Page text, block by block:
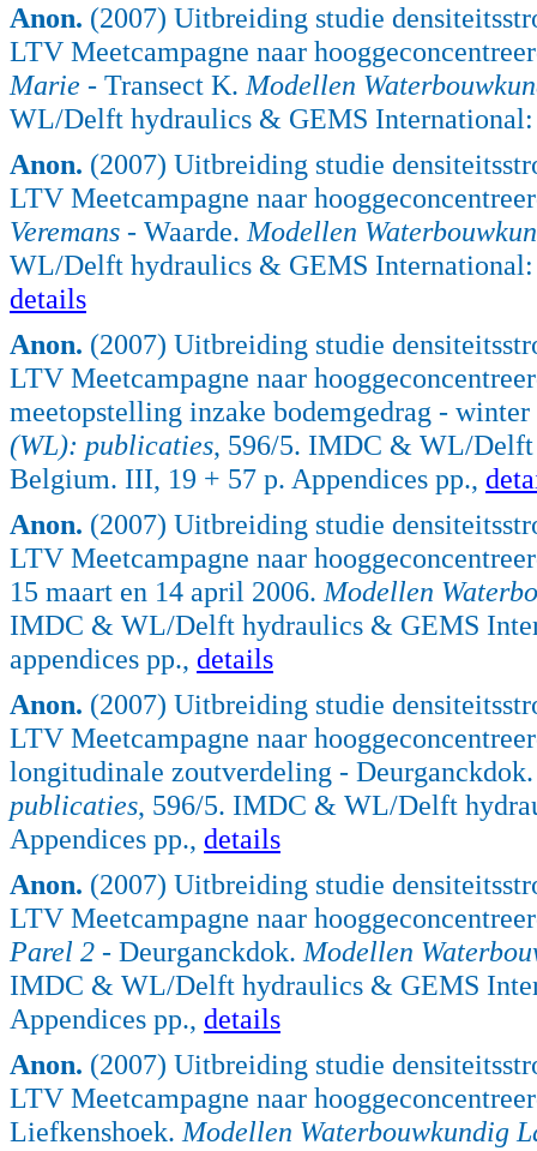
Anon. (2007) Uitbreiding studie
LTV Meetcampagne naar
Marie - Transect K. Modellen
WL/Delft hydraulics & GEMS
Anon. (2007) Uitbreiding studie
LTV Meetcampagne naar
Veremans - Waarde. Modellen
WL/Delft hydraulics & GEMS
details
Anon. (2007) Uitbreiding studie
LTV Meetcampagne naar
meetopstelling inzake bodemgedrag -
(WL): publicaties, 596/5. IMDC & WL/
Belgium. III, 19 + 57 p. Appendices pp.,
Anon. (2007) Uitbreiding studie
LTV Meetcampagne naar
15 maart en 14 april 2006. Modellen
IMDC & WL/Delft hydraulics & GEMS
appendices pp., details
Anon. (2007) Uitbreiding studie
LTV Meetcampagne naar
longitudinale zoutverdeling -
publicaties, 596/5. IMDC & WL/Delft
Appendices pp., details
Anon. (2007) Uitbreiding studie
LTV Meetcampagne naar
Parel 2 - Deurganckdok. Modellen
IMDC & WL/Delft hydraulics & GEMS
Appendices pp., details
Anon. (2007) Uitbreiding studie
LTV Meetcampagne naar
Liefkenshoek. Modellen Waterbouwkundig